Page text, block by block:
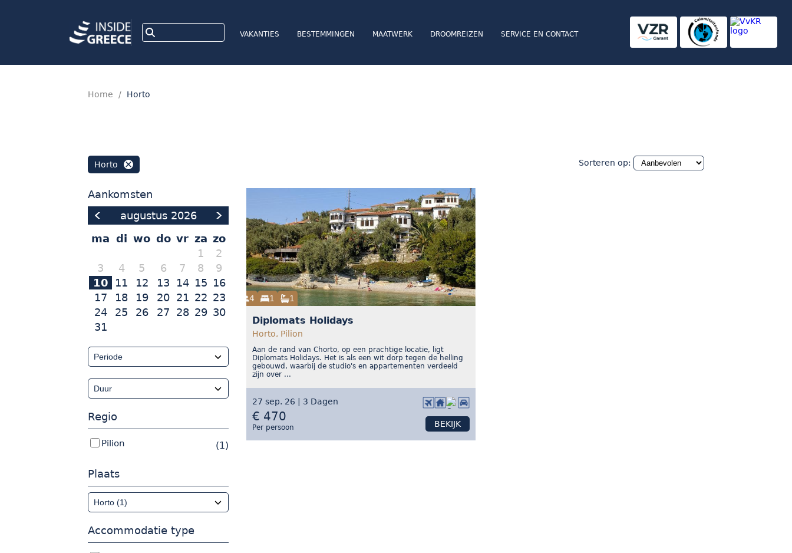
VAKANTIES BESTEMMINGEN MAATWERK DROOMREIZEN SERVICE EN CONTACT
Home / Horto
Horto
Aankomsten
augustus 2026
ma di wo do vr za zo
1
2
3
4 5 6 7 8
9
10
11 12 13 14 15 16
17
18 19 20 21 22 23
24
25 26 27 28 29 30
31
Accommodatie type
Regio
Pilion (1)
Plaats
Sorteren op:
4 1 1
Diplomats Holidays
Horto, Pilion
Aan de rand van Chorto, op een prachtige locatie, ligt
Diplomats Holidays. Het is als een wit dorp tegen de helling
gebouwd, waarbij de studio's en appartementen verdeeld
zijn over ...
27 sep. 26 | 3 Dagen
€ 470
Per persoon BEKIJK